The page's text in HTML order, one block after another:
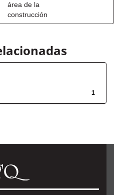
área de la
construcción
1